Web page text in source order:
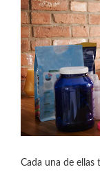
Cada una de ellas